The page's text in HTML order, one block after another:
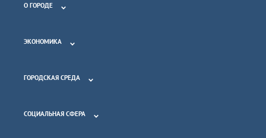
О ГОРОДЕ
ЭКОНОМИКА
ГОРОДСКАЯ СРЕДА
СОЦИАЛЬНАЯ СФЕРА